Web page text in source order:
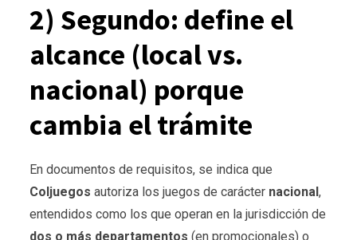
2) Segundo: define el
alcance (local vs.
nacional) porque
cambia el trámite
En documentos de requisitos, se indica que
Coljuegos autoriza los juegos de carácter nacional,
entendidos como los que operan en la jurisdicción de
dos o más departamentos (en promocionales) o